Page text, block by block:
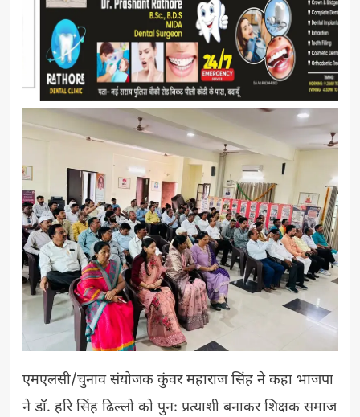
एमएलसी/चुनाव संयोजक कुंवर महाराज सिंह ने कहा भाजपा
ने डॉ. हरि सिंह ढिल्लो को पुनः प्रत्याशी बनाकर शिक्षक समाज